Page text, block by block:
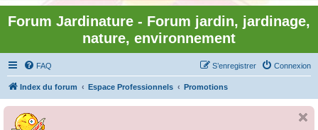
Forum Jardinature - Forum jardin, jardinage,
nature, environnement
FAQ Connexion
S’enregistrer
Index du forum Espace Professionnels Promotions